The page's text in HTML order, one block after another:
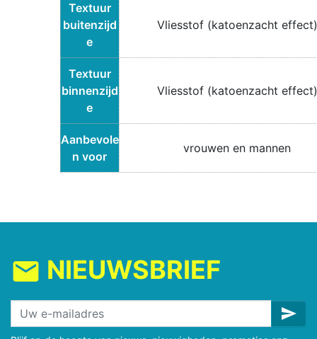
Textuur
buitenzijd
e
Vliesstof (katoenzacht effect)
Textuur
binnenzijd
e
Vliesstof (katoenzacht effect)
Aanbevole
n voor
vrouwen en mannen
mail NIEUWSBRIEF
send